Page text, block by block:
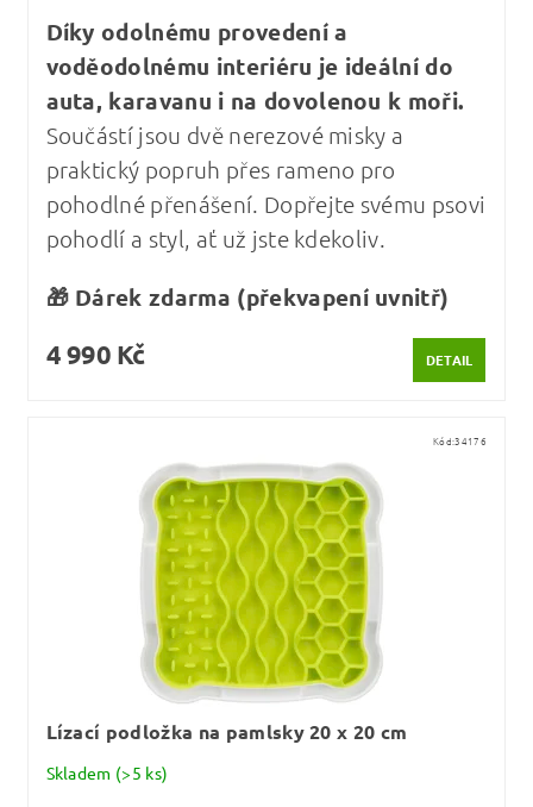
Díky odolnému provedení a
voděodolnému interiéru je ideální do
auta, karavanu i na dovolenou k moři.
Součástí jsou dvě nerezové misky a
praktický popruh přes rameno pro
pohodlné přenášení. Dopřejte svému psovi
pohodlí a styl, ať už jste kdekoliv.
🎁 Dárek zdarma (překvapení uvnitř)
4 990 Kč DETAIL
Kód:34176
Lízací podložka na pamlsky 20 x 20 cm
Skladem (>5 ks)